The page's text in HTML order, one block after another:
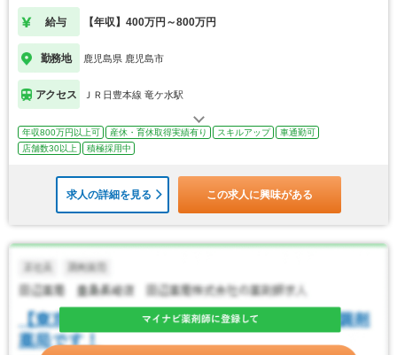
給与 【年収】400万円～800万円
勤務地 鹿児島県 鹿児島市
アクセス ＪＲ日豊本線 竜ケ水駅
年収800万円以上可 産休・育休取得実績有り スキルアップ
車通勤可
店舗数30以上
積極採用中
求人の詳細を見る この求人に興味がある